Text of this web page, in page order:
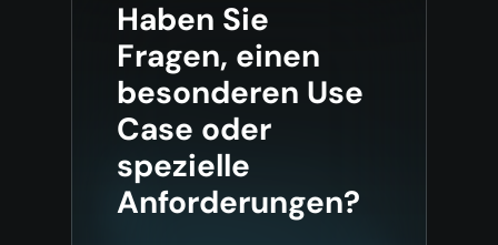
Haben Sie
Fragen, einen
besonderen Use
Case oder
spezielle
Anforderungen?